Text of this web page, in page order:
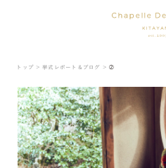
トップ ＞ 挙式レポート＆ブログ ＞ ➁